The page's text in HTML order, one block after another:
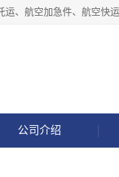
公司介绍